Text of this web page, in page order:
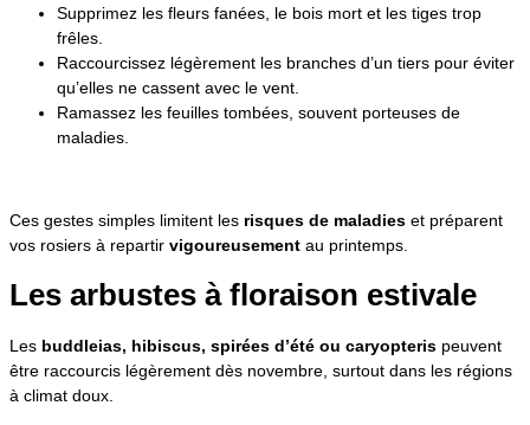
Supprimez les fleurs fanées, le bois mort et les tiges trop
frêles.
Raccourcissez légèrement les branches d’un tiers pour éviter
qu’elles ne cassent avec le vent.
Ramassez les feuilles tombées, souvent porteuses de
maladies.
Ces gestes simples limitent les risques de maladies et préparent
vos rosiers à repartir vigoureusement au printemps.
Les arbustes à floraison estivale
Les buddleias, hibiscus, spirées d’été ou caryopteris peuvent
être raccourcis légèrement dès novembre, surtout dans les régions
à climat doux.